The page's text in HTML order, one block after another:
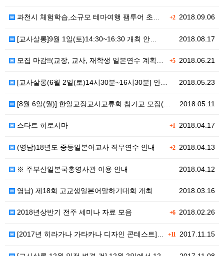
+22018.09.06
과천시 체험학습,소규모 테마여행 팸투어 초정 (선착순 …
2018.08.17
[교사살롱]9월 1일(토)14:30~16:30 개최 안…
+52018.06.21
모집 마감!!(교장, 교사, 재학생 일본연수 계획중) …
2018.05.23
[교사살롱(6월 2일(토)14시30분~16시30분] 안…
2018.05.11
[8월 6일(월)]:한일교장교사교류회 참가교 모집(선착…
+1 2018.04.17
스타트 히로시마
+22018.04.13
(영남)18년도 중등일본어교사 직무연수 안내
2018.04.12
※ 주부산일본국총영사관 이용 안내
2018.03.16
영남) 제18회 고교생일본어말하기대회 개최
+62018.02.26
2018년상반기 전주 세미나 자료 모음
+11 2017.11.15
[2017년 히라가나 가타카나 디자인 콘테스트]수상자 …